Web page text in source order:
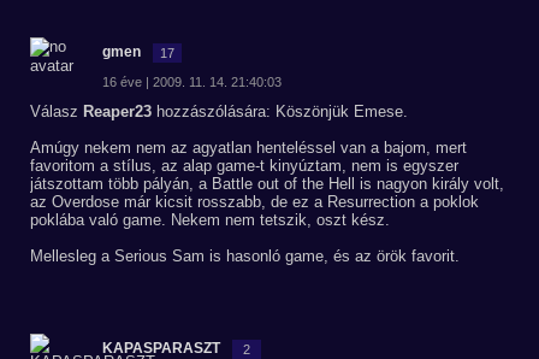
gmen 17
16 éve | 2009. 11. 14. 21:40:03
Válasz Reaper23 hozzászólására: Köszönjük Emese.
Amúgy nekem nem az agyatlan henteléssel van a bajom, mert
favoritom a stílus, az alap game-t kinyúztam, nem is egyszer
játszottam több pályán, a Battle out of the Hell is nagyon király volt,
az Overdose már kicsit rosszabb, de ez a Resurrection a poklok
poklába való game. Nekem nem tetszik, oszt kész.
Mellesleg a Serious Sam is hasonló game, és az örök favorit.
KAPASPARASZT 2